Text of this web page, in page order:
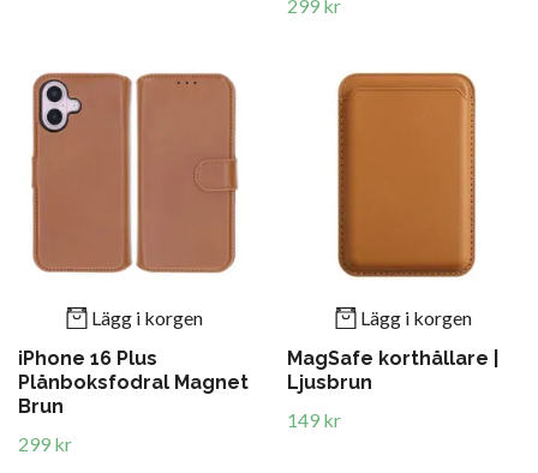
299 kr
Lägg i korgen
iPhone 16 Plus
Plånboksfodral Magnet
Brun
299 kr
Lägg i korgen
MagSafe korthållare |
Ljusbrun
149 kr